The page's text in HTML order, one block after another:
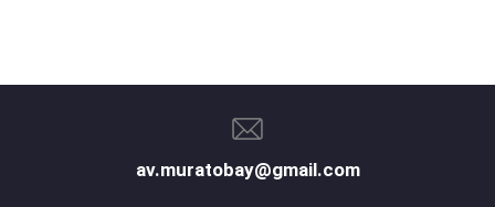
av.muratobay@gmail.com